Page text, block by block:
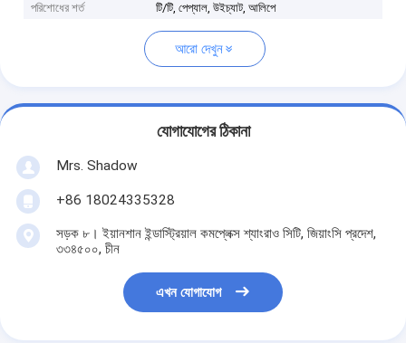
পরিশোধের শর্ত
টি/টি, পেপ্যাল, উইচ্যাট, আলিপে
আরো দেখুন
যোগাযোগের ঠিকানা
Mrs. Shadow
+86 18024335328
সড়ক ৮। ইয়ানশান ইন্ডাস্ট্রিয়াল কমপ্লেক্স শ্যাংরাও সিটি, জিয়াংসি প্রদেশ,
৩৩৪৫০০, চীন
এখন যোগাযোগ